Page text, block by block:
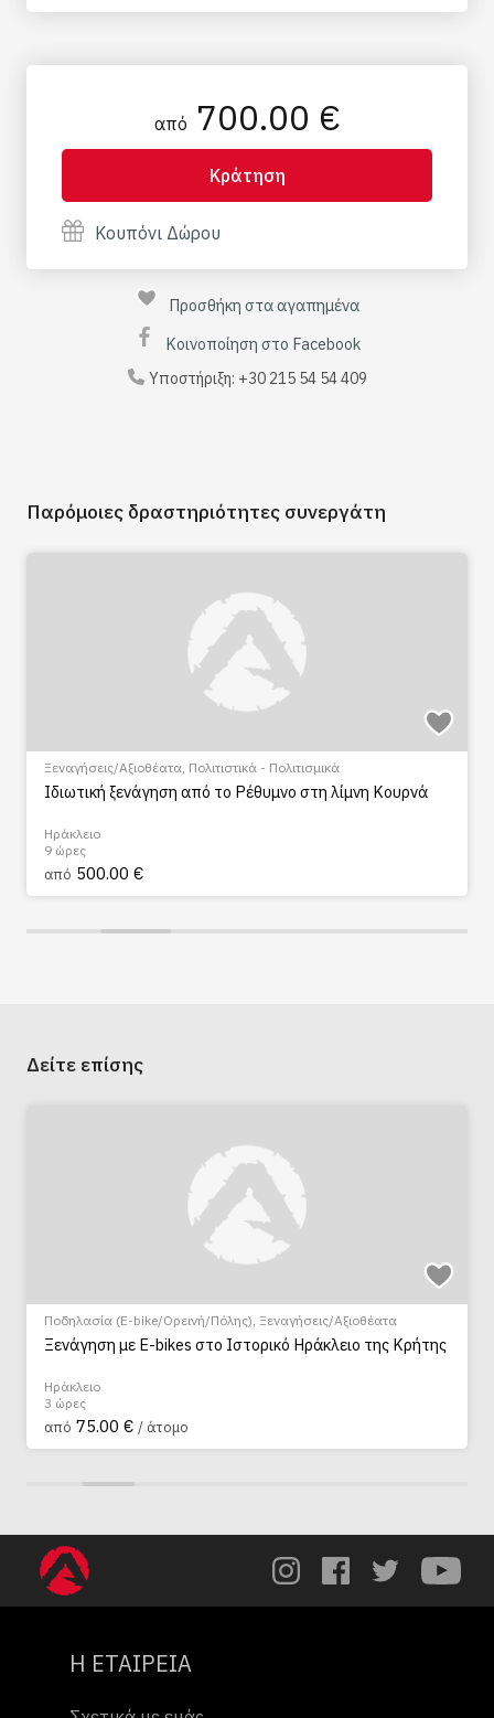
από Ηράκλειο, Ελούντα, Χερσόνησο και
Ρέθυμνο. (Δεν παραλαμβάνουμε από την
από 700.00 €
Κράτηση
Κουπόνι Δώρου
Προσθήκη στα αγαπημένα
Κοινοποίηση στο Facebook
Υποστήριξη: +30 215 54 54 409
Παρόμοιες δραστηριότητες συνεργάτη
Ξεναγήσεις/Αξιοθέατα Πολιτιστικά - Πολιτισμικά
Ιδιωτική ξενάγηση από το Ρέθυμνο στη λίμνη Κουρνά
Ηράκλειο
9 ώρες
από 500.00 €
Δείτε επίσης
Ποδηλασία (E-bike/Ορεινή/Πόλης) Ξεναγήσεις/Αξιοθέατα
Ξενάγηση με E-bikes στο Ιστορικό Ηράκλειο της Κρήτης
Ηράκλειο
3 ώρες
από 75.00 € / άτομο
Η ΕΤΑΙΡΕΙΑ